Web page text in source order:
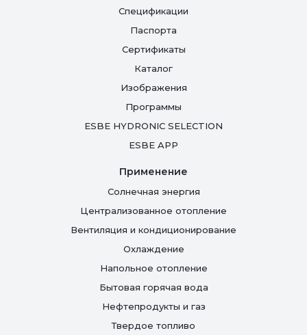
Спецификации
Паспорта
Сертификаты
Каталог
Изображения
Программы
ESBE HYDRONIC SELECTION
ESBE APP
Применение
Солнечная энергия
Централизованное отопление
Вентиляция и кондиционирование
Oхлаждение
Напольное отопление
Бытовая горячая вода
Нефтепродукты и газ
Твердое топливо